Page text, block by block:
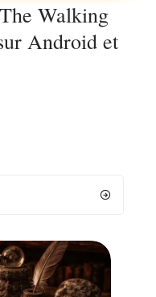
Walking
Android et